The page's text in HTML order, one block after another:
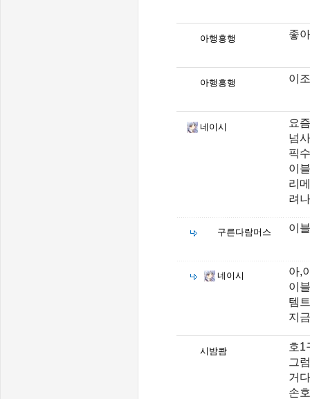
아행흥행 좋
아행흥행 이
네이시
요
넘
픽
이
리
려
구른다람머스 이
네이시
아,
이
템
지
시밤쾀
호1
그
거
손